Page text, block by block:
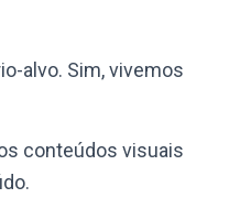
alvo. Sim, vivemos
conteúdos visuais